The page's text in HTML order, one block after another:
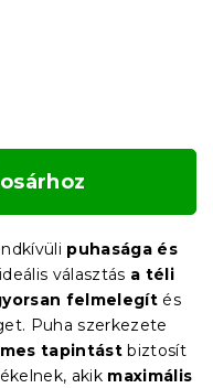
puhasága és
választás a téli
felmelegít és
Puha szerkezete
tapintást biztosít
akik maximális